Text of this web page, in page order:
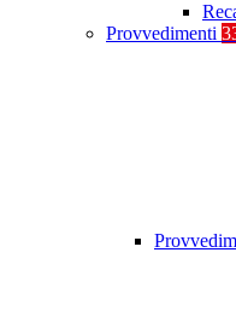
Provvedimenti